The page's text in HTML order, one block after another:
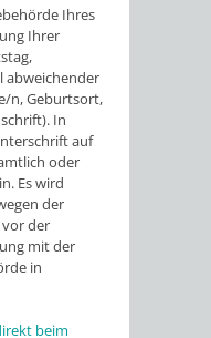
Ihres
Ihrer
abweichender
n, Geburtsort,
. In
auf
oder
Es wird
der
der
mit der
in
beim